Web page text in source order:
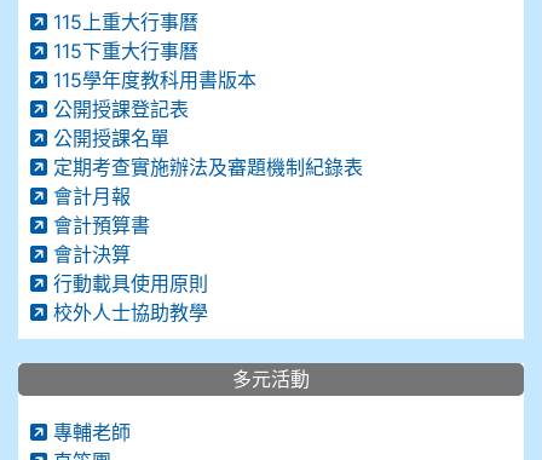
115上重大行事曆
115下重大行事曆
115學年度教科用書版本
公開授課登記表
公開授課名單
定期考查實施辦法及審題機制紀錄表
會計月報
會計預算書
會計決算
行動載具使用原則
校外人士協助教學
多元活動
專輔老師